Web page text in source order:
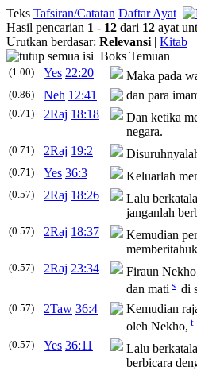
Teks Tafsiran/Catatan Daftar Ayat
Hasil pencarian 1 - 12 dari 12 ayat
Urutkan berdasar: Relevansi | Kitab
Boks Temuan
(1.00) Yes 22:20 Maka pada
(0.86) Neh 12:41 dan para
(0.71) 2Raj 18:18 Dan ketika
negara.
(0.71) 2Raj 19:2
(0.71) Yes 36:3 Keluarlah
(0.57) 2Raj 18:26 Lalu
janganlah
(0.57) 2Raj 18:37 Kemudian
(0.57) 2Raj 23:34 Firaun
dan mati s di
(0.57) 2Taw 36:4
Kemudian
oleh Nekho, t
(0.57)
Yes 36:11 Lalu
berbicara